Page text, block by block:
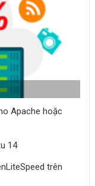
Apache hoặc
14
trên